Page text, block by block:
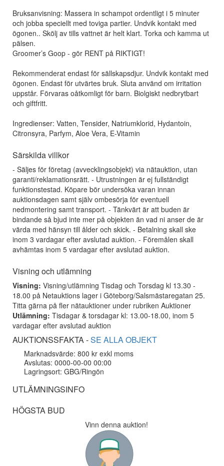
Bruksanvisning: Massera in schampot ordentligt i 5 minuter
och jobba speciellt med toviga partier. Undvik kontakt med
ögonen.. Skölj av tills vattnet är helt klart. Torka och kamma ut
pälsen.
Groomer’s Goop - gör RENT på RIKTIGT!
Rekommenderat endast för sällskapsdjur. Undvik kontakt med
ögonen. Endast för utvärtes bruk. Sluta använd om irritation
uppstår. Förvaras oåtkomligt för barn. Biolgiskt nedbrytbart
och giftfritt.
Ingredienser: Vatten, Tensider, Natriumklorid, Hydantoin,
Citronsyra, Parfym, Aloe Vera, E-Vitamin
Särskilda villkor
- Säljes för företag (avvecklingsobjekt) via nätauktion, utan
garanti/reklamationsrätt. - Utrustningen är ej fullständigt
funktionstestad. Köpare bör undersöka varan innan
auktionsdagen samt själv ombesörja för eventuell
nedmontering samt transport. - Tänkvärt är att buden är
bindande så bjud inte mer på objekten än vad ni anser de är
värda med hänsyn till ålder och skick. - Betalning skall ske
inom 3 vardagar efter avslutad auktion. - Föremålen skall
avhämtas inom 5 vardagar efter avslutad auktion.
Visning och utlämning
Visning: Visning/utlämning Tisdag och Torsdag kl 13.30 -
18.00 på Netauktions lager i Göteborg/Salsmästaregatan 25.
Titta gärna på fler nätauktioner under rubriken Auktioner
Utlämning: Tisdagar & torsdagar kl: 13.00-18.00, inom 5
vardagar efter avslutad auktion
AUKTIONSSFAKTA -SE ALLA OBJEKT
Marknadsvärde: 800 kr exkl moms
Avslutas: 0000-00-00 00:00
Lagringsort: GBG/Ringön
UTLÄMNINGSINFO
HÖGSTA BUD
Vinn denna auktion!